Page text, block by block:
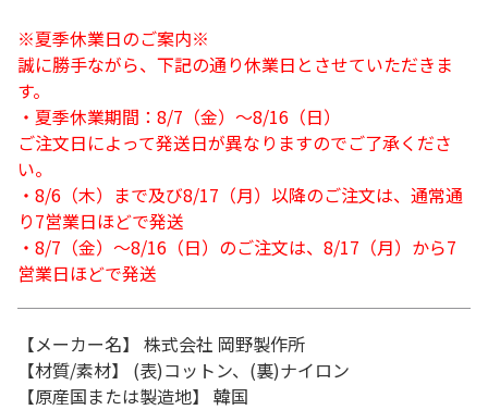
※夏季休業日のご案内※
誠に勝手ながら、下記の通り休業日とさせていただきま
す。
・夏季休業期間：8/7（金）～8/16（日）
ご注文日によって発送日が異なりますのでご了承くださ
い。
・8/6（木）まで及び8/17（月）以降のご注文は、通常通
り7営業日ほどで発送
・8/7（金）～8/16（日）のご注文は、8/17（月）から7
営業日ほどで発送
【メーカー名】 株式会社 岡野製作所
【材質/素材】 (表)コットン、(裏)ナイロン
【原産国または製造地】 韓国